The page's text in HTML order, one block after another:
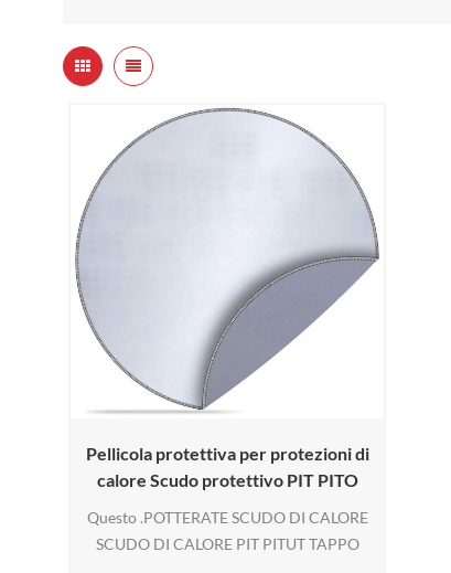
Pellicola protettiva per protezioni di
calore Scudo protettivo PIT PITO
Questo .POTTERATE SCUDO DI CALORE
SCUDO DI CALORE PIT PITUT TAPPO